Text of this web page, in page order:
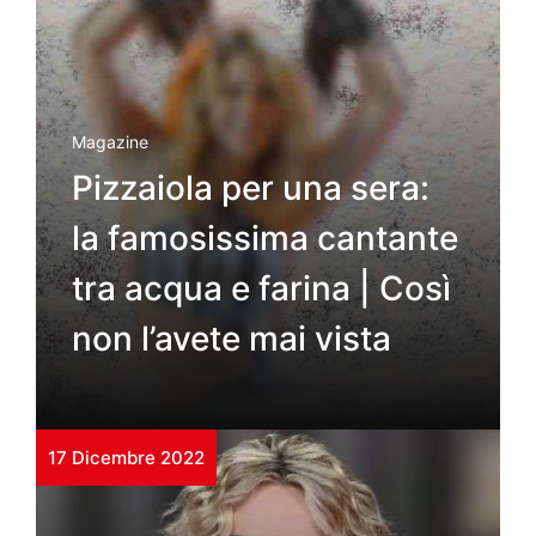
Magazine
Pizzaiola per una sera:
la famosissima cantante
tra acqua e farina | Così
non l’avete mai vista
17 Dicembre 2022